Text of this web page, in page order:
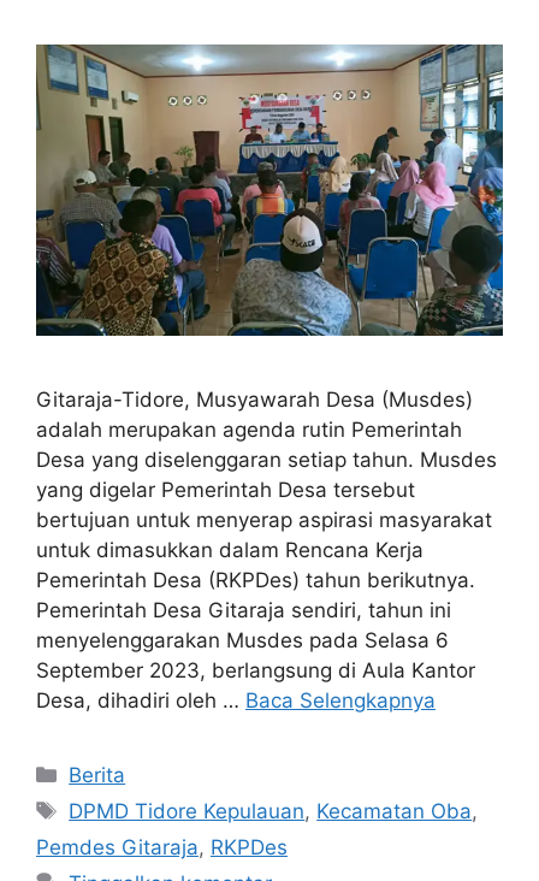
Gitaraja-Tidore, Musyawarah Desa (Musdes)
adalah merupakan agenda rutin Pemerintah
Desa yang diselenggaran setiap tahun. Musdes
yang digelar Pemerintah Desa tersebut
bertujuan untuk menyerap aspirasi masyarakat
untuk dimasukkan dalam Rencana Kerja
Pemerintah Desa (RKPDes) tahun berikutnya.
Pemerintah Desa Gitaraja sendiri, tahun ini
menyelenggarakan Musdes pada Selasa 6
September 2023, berlangsung di Aula Kantor
Desa, dihadiri oleh … Baca Selengkapnya
Berita
DPMD Tidore Kepulauan, Kecamatan Oba,
Pemdes Gitaraja, RKPDes